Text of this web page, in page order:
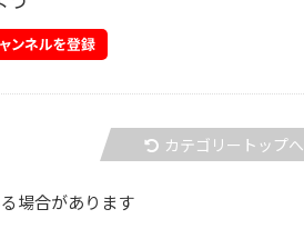
カテゴリートップへ
場合があります